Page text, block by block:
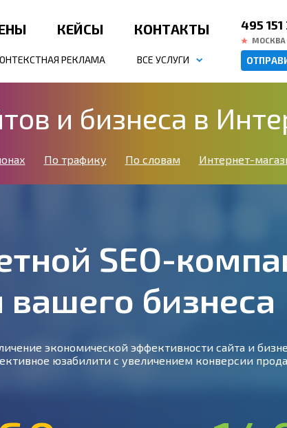
КЕЙСЫ КОНТАКТЫ
РЕКЛАМА ВСЕ УСЛУГИ
495 151
МОСКВА
и бизнеса в
По трафику По словам Интернет-
SEO-
вашего бизнеса
экономической эффективности сайта и
юзабилити с увеличением конверсии